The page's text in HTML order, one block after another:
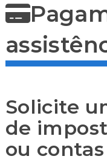
Solicite
de
ou